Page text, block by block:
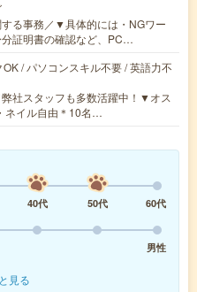
る事務／▼具体的には・NGワー
分証明書の確認など、PC…
/ パソコンスキル不要 / 英語力不
社スタッフも多数活躍中！▼オス
ネイル自由＊10名…
40代 50代
60代
男性
見る